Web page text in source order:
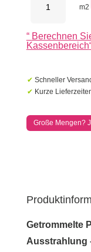
Abbeystones
Casamari
Menge
m2
“ Berechnen
Kassenbereich
✔ Schneller
✔ Kurze
Große Mengen?
Getrommelte
Ausstrahlung